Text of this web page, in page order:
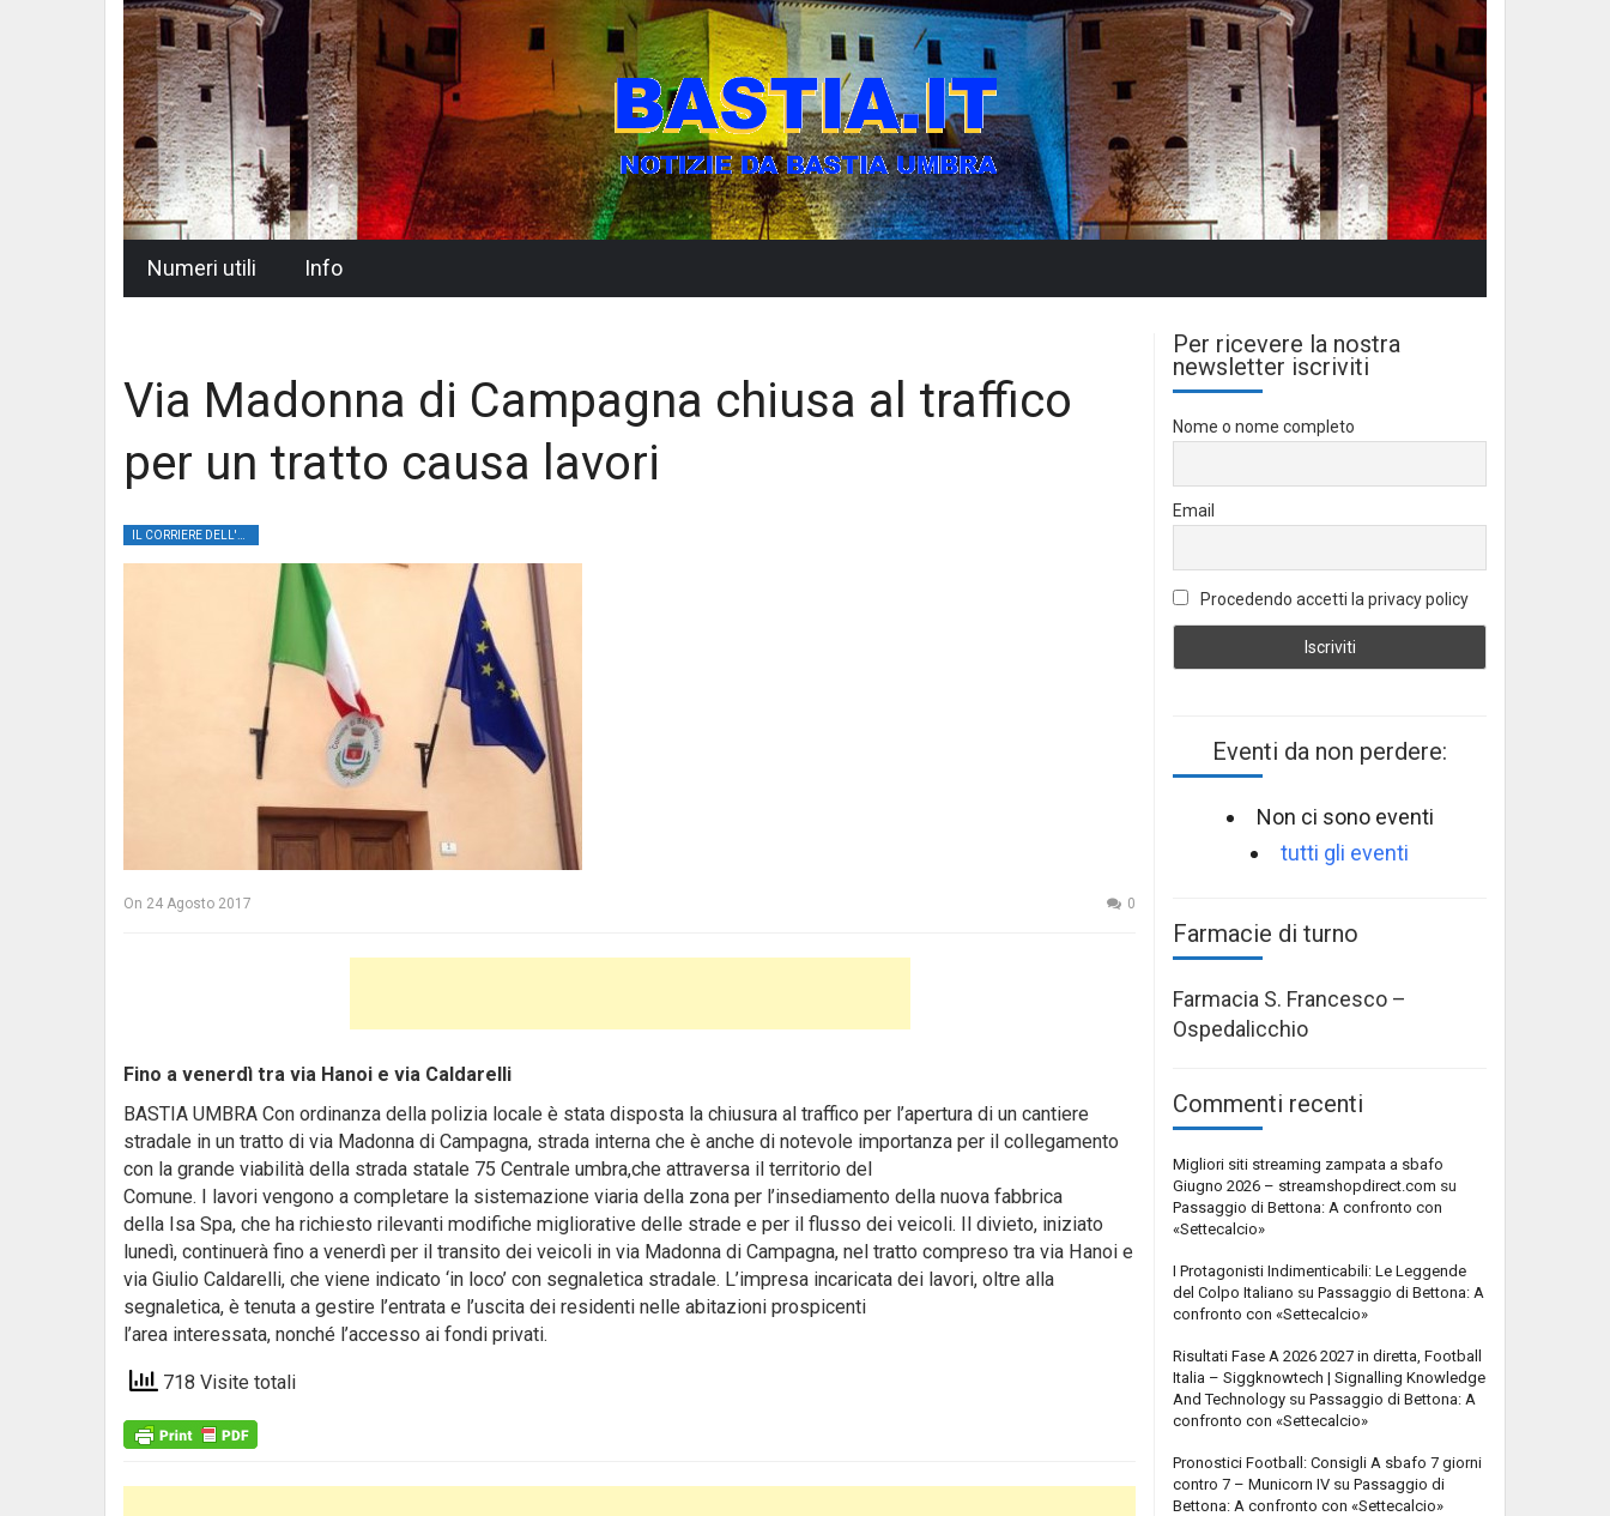
Numeri utili Info
Via Madonna di Campagna chiusa al traffico
per un tratto causa lavori
On 24 Agosto 2017 0
Fino a venerdì tra via Hanoi e via Caldarelli
BASTIA UMBRA Con ordinanza della polizia locale è stata disposta la chiusura al traffico per l’apertura di un cantiere
stradale in un tratto di via Madonna di Campagna, strada interna che è anche di notevole importanza per il collegamento
con la grande viabilità della strada statale 75 Centrale umbra,che attraversa il territorio del
Comune. I lavori vengono a completare la sistemazione viaria della zona per l’insediamento della nuova fabbrica
della Isa Spa, che ha richiesto rilevanti modifiche migliorative delle strade e per il flusso dei veicoli. Il divieto, iniziato
lunedì, continuerà fino a venerdì per il transito dei veicoli in via Madonna di Campagna, nel tratto compreso tra via Hanoi e
via Giulio Caldarelli, che viene indicato ‘in loco’ con segnaletica stradale. L’impresa incaricata dei lavori, oltre alla
segnaletica, è tenuta a gestire l’entrata e l’uscita dei residenti nelle abitazioni prospicenti
l’area interessata, nonché l’accesso ai fondi privati.
718 Visite totali
Per ricevere la nostra
newsletter iscriviti
Nome o nome completo
Email
Procedendo accetti la privacy policy
Eventi da non perdere:
Non ci sono eventi
tutti gli eventi
Farmacie di turno
Farmacia S. Francesco –
Ospedalicchio
Commenti recenti
Migliori siti streaming zampata a sbafo
Giugno 2026 – streamshopdirect.com su
Passaggio di Bettona: A confronto con
«Settecalcio»
I Protagonisti Indimenticabili: Le Leggende
del Colpo Italiano su Passaggio di Bettona: A
confronto con «Settecalcio»
Risultati Fase A 2026 2027 in diretta, Football
Italia – Siggknowtech | Signalling Knowledge
And Technology su Passaggio di Bettona: A
confronto con «Settecalcio»
Pronostici Football: Consigli A sbafo 7 giorni
contro 7 – Municorn IV su Passaggio di
Bettona: A confronto con «Settecalcio»